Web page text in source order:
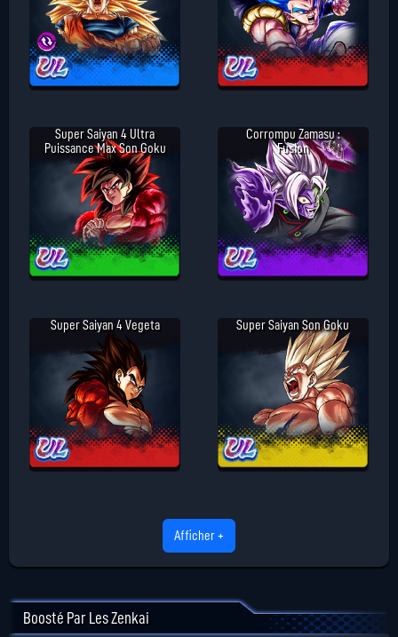
Super Saiyan 4 Ultra
Puissance Max Son Goku
Corrompu Zamasu :
Fusion
Super Saiyan 4 Vegeta Super Saiyan Son Goku
Afficher +
Boosté Par Les Zenkai